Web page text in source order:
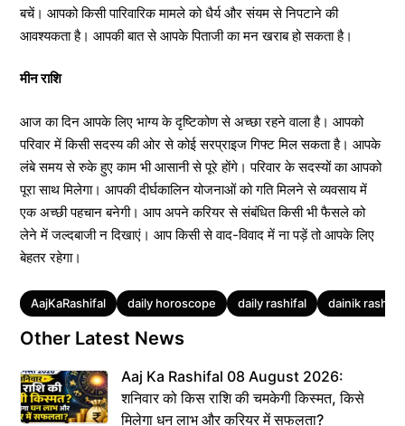
बचें। आपको किसी पारिवारिक मामले को धैर्य और संयम से निपटाने की
आवश्यकता है। आपकी बात से आपके पिताजी का मन खराब हो सकता है।
मीन राशि
आज का दिन आपके लिए भाग्य के दृष्टिकोण से अच्छा रहने वाला है। आपको
परिवार में किसी सदस्य की ओर से कोई सरप्राइज गिफ्ट मिल सकता है। आपके
लंबे समय से रुके हुए काम भी आसानी से पूरे होंगे। परिवार के सदस्यों का आपको
पूरा साथ मिलेगा। आपकी दीर्घकालिन योजनाओं को गति मिलने से व्यवसाय में
एक अच्छी पहचान बनेगी। आप अपने करियर से संबंधित किसी भी फैसले को
लेने में जल्दबाजी न दिखाएं। आप किसी से वाद-विवाद में ना पड़ें तो आपके लिए
बेहतर रहेगा।
Tags
AajKaRashifal daily horoscope daily rashifal dainik rashifal
Other Latest News
Aaj Ka Rashifal 08 August 2026:
शनिवार को किस राशि की चमकेगी किस्मत, किसे
मिलेगा धन लाभ और करियर में सफलता?